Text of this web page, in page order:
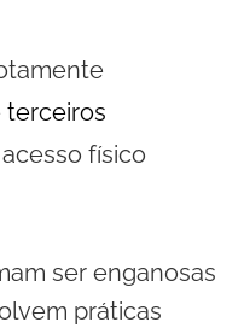
terceiros
físico
ser enganosas
práticas